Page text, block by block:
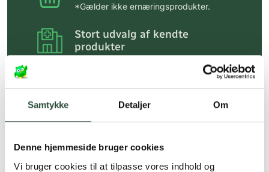
Samtykke Detaljer Om
Denne hjemmeside bruger cookies
Vi bruger cookies til at tilpasse vores indhold og
*Gælder ikke ernæringsprodukter.
Stort udvalg af kendte
produkter
Vi tilbyder et stort udvalg af kendte
cremer, vitaminer og andre spændende
produkter – altid til fast lav pris.
Læs mere om Uglecare.dk her